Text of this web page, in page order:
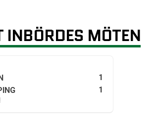
INBÖRDES MÖTEN
1
1